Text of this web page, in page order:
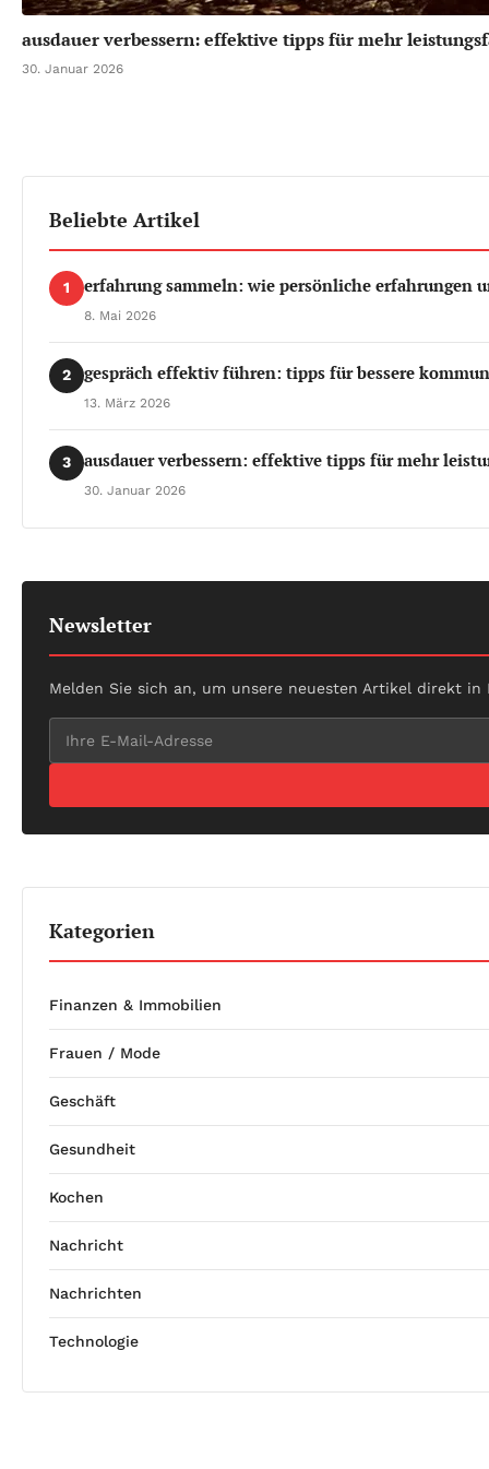
ausdauer verbessern: effektive tipps für mehr
30. Januar 2026
Beliebte Artikel
1 erfahrung sammeln: wie persönliche erfahrungen
8. Mai 2026
2 gespräch effektiv führen: tipps für bessere
13. März 2026
3 ausdauer verbessern: effektive tipps für mehr
30. Januar 2026
Newsletter
Melden Sie sich an, um unsere neuesten Artikel direkt
Kategorien
Finanzen & Immobilien
Frauen / Mode
Geschäft
Gesundheit
Kochen
Nachricht
Nachrichten
Technologie